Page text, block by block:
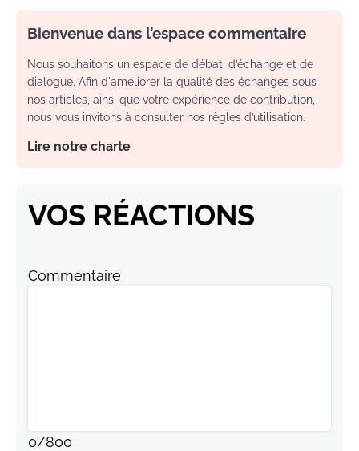
Bienvenue dans l’espace commentaire
Nous souhaitons un espace de débat, d’échange et de
dialogue. Afin d'améliorer la qualité des échanges sous
nos articles, ainsi que votre expérience de contribution,
nous vous invitons à consulter nos règles d’utilisation.
Lire notre charte
VOS RÉACTIONS
Commentaire
0/800